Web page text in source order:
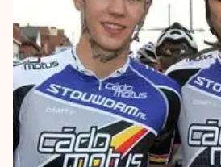
Word schaatsfan!
Winacties
Medaillespiegel
Olympische uitslagen
Van Jong tot Goud verhalen